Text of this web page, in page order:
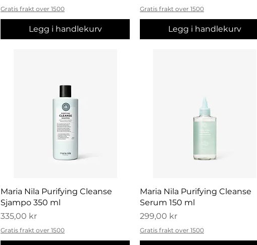
Gratis frakt over 1500
Legg i handlekurv
Gratis frakt over 1500
Legg i handlekurv
Hurtigvisning
Maria Nila Purifying Cleanse
Sjampo 350 ml
Pris
335,00 kr
Gratis frakt over 1500
Hurtigvisning
Maria Nila Purifying Cleanse
Serum 150 ml
Pris
299,00 kr
Gratis frakt over 1500